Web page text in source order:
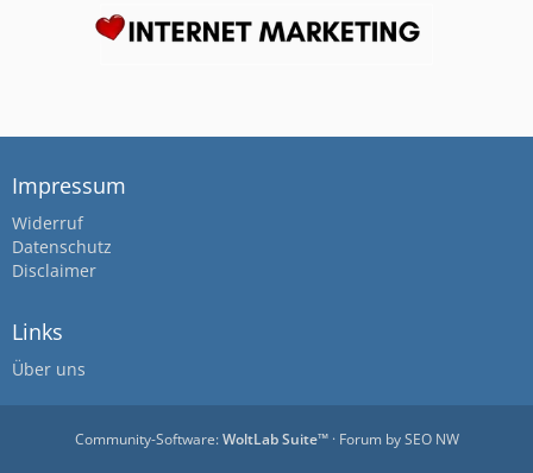
Impressum
Widerruf
Datenschutz
Disclaimer
Links
Über uns
Community-Software:WoltLab Suite™· Forum bySEO NW